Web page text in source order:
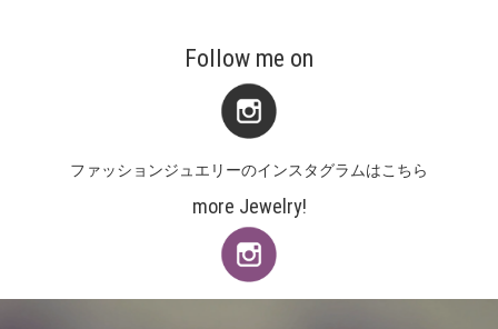
Follow me on
ファッションジュエリーのインスタグラムはこちら
more Jewelry!